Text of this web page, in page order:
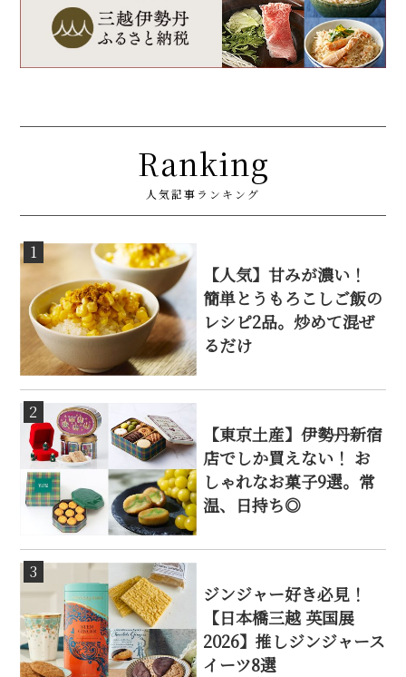
Ranking
人気記事ランキング
1
【人気】甘みが濃い！
簡単とうもろこしご飯の
レシピ2品。炒めて混ぜ
るだけ
2
【東京土産】伊勢丹新宿
店でしか買えない！ お
しゃれなお菓子9選。常
温、日持ち◎
3
ジンジャー好き必見！
【日本橋三越 英国展
2026】推しジンジャース
イーツ8選